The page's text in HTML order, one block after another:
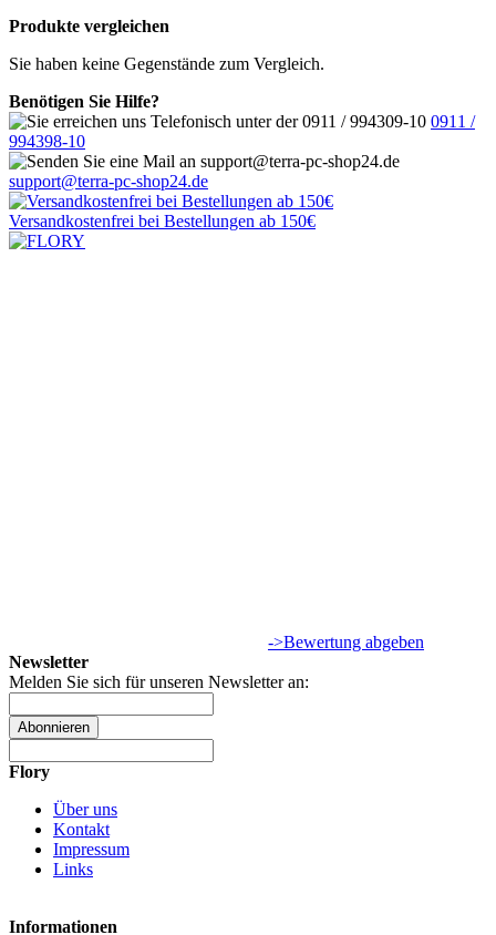
Produkte vergleichen
Sie haben keine Gegenstände zum Vergleich.
Benötigen Sie Hilfe?
0911 /
994398-10
support@terra-pc-shop24.de
Versandkostenfrei bei Bestellungen ab 150€
->Bewertung abgeben
Newsletter
Melden Sie sich für unseren Newsletter an:
Abonnieren
Flory
Über uns
Kontakt
Impressum
Links
Informationen